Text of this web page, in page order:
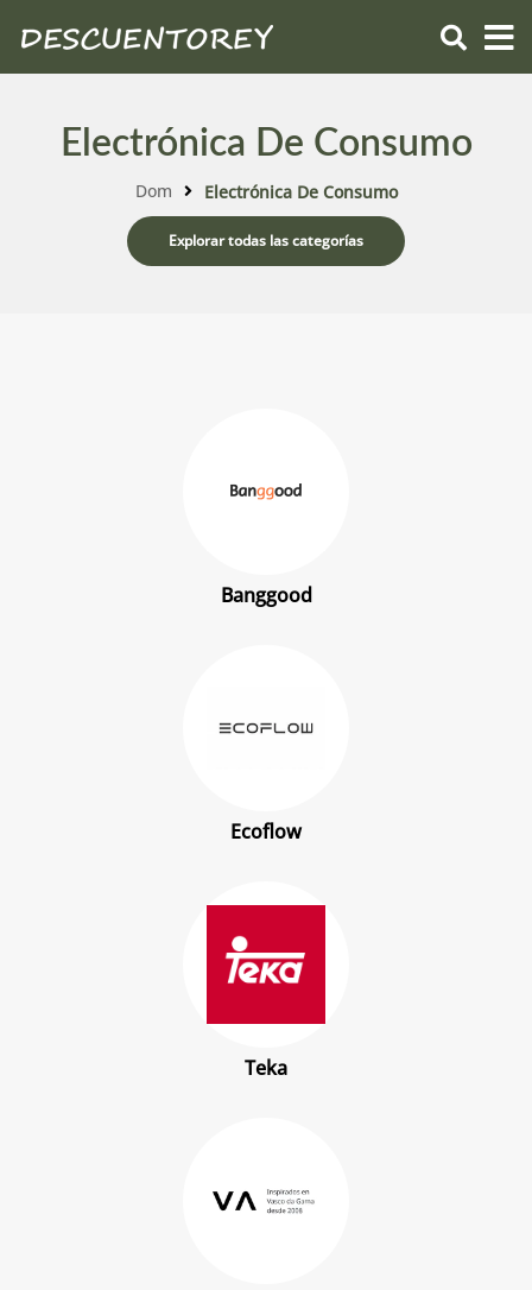
Electrónica De Consumo
Dom Electrónica De Consumo
Explorar todas las categorías
Banggood
Ecoflow
Teka